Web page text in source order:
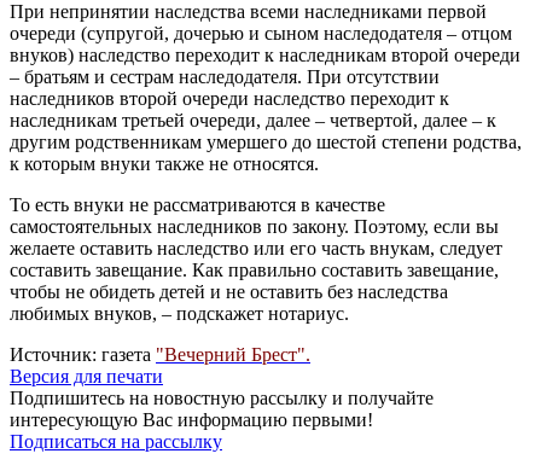
При непринятии наследства всеми наследниками первой
очереди (супругой, дочерью и сыном наследодателя – отцом
внуков) наследство переходит к наследникам второй очереди
– братьям и сестрам наследодателя. При отсутствии
наследников второй очереди наследство переходит к
наследникам третьей очереди, далее – четвертой, далее – к
другим родственникам умершего до шестой степени родства,
к которым внуки также не относятся.
То есть внуки не рассматриваются в качестве
самостоятельных наследников по закону. Поэтому, если вы
желаете оставить наследство или его часть внукам, следует
составить завещание. Как правильно составить завещание,
чтобы не обидеть детей и не оставить без наследства
любимых внуков, – подскажет нотариус.
Источник: газета "Вечерний Брест".
Версия для печати
Подпишитесь на новостную рассылку и получайте
интересующую Вас информацию первыми!
Подписаться на рассылку